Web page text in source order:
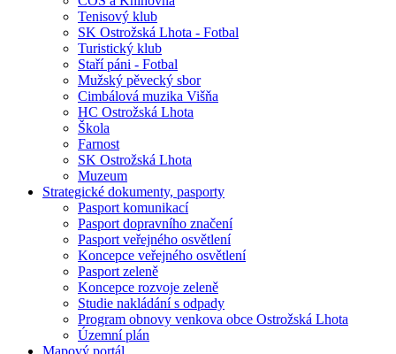
Tenisový klub
SK Ostrožská Lhota - Fotbal
Turistický klub
Staří páni - Fotbal
Mužský pěvecký sbor
Cimbálová muzika Višňa
HC Ostrožská Lhota
Škola
Farnost
SK Ostrožská Lhota
Muzeum
Strategické dokumenty, pasporty
Pasport komunikací
Pasport dopravního značení
Pasport veřejného osvětlení
Koncepce veřejného osvětlení
Pasport zeleně
Koncepce rozvoje zeleně
Studie nakládání s odpady
Program obnovy venkova obce Ostrožská Lhota
Územní plán
Mapový portál